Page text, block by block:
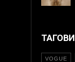
ТАГОВИ
VOGUE